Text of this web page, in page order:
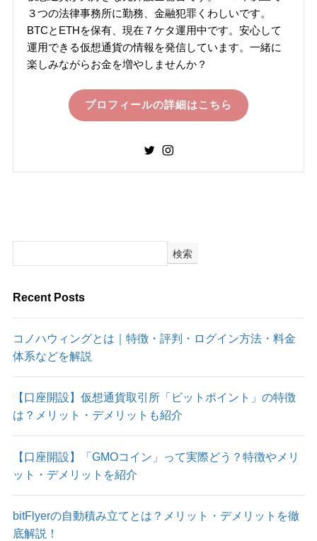
３つの法律事務所に勤務、金融犯罪くわしいです。
BTCとETHを保有、現在７ケタ運用中です。安心して
運用できる仮想通貨の情報を発信しています。一緒に
楽しみながらお金を増やしませんか？
プロフィールの詳細はこちら
検索
Recent Posts
コノハウィングとは｜特徴・評判・ログイン方法・料金
体系などを解説
【口座開設】仮想通貨取引所「ビットポイント」の特徴
は？メリット・デメリットも紹介
【口座開設】「GMOコイン」って実際どう？特徴やメリ
ット・デメリットを紹介
bitFlyerの自動積み立てとは？メリット・デメリットを徹
底解説！